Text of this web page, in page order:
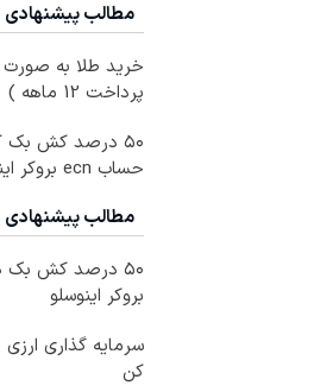
مطالب پیشنهادی
خرید طلا به
پرداخت 12 ماهه )
۵۰ درصد کش بک
حساب ecn بروکر اینوسلو
مطالب پیشنهادی
بروکر اینوسلو
سرمایه گذاری
کن